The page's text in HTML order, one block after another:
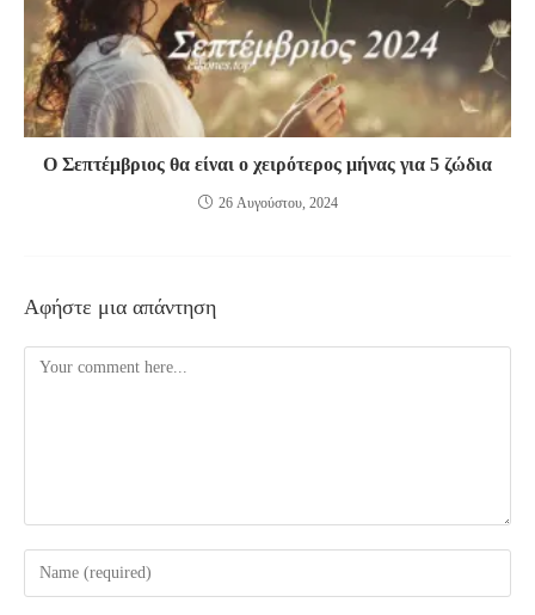
Ο Σεπτέμβριος θα είναι ο χειρότερος μήνας για 5 ζώδια
26 Αυγούστου, 2024
Αφήστε μια απάντηση
Comment
Enter
your